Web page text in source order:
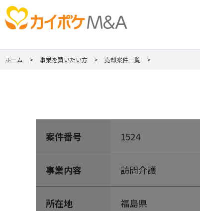
ホーム 事業を買いたい方 売却案件一覧
案件番号 1524
事業内容 訪問介護
所在地 福島県